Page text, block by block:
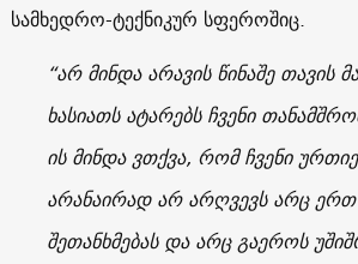
სამხედრო-ტექნიკურ სფეროშიც.
“არ მინდა არავის წინაშე
ხასიათს ატარებს ჩვენი
ის მინდა ვთქვა, რომ ჩვენი
არანაირად არ არღვევს არც
შეთანხმებას და არც გაეროს